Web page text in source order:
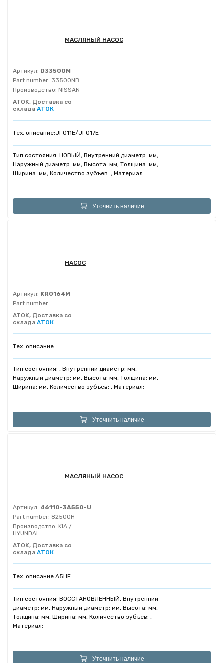
МАСЛЯНЫЙ НАСОС
Артикул: D33500M
Part number: 33500NB
Производство: NISSAN
ATOK, Доставка со
склада АТОК
Тех. описание:JF011E/JF017E
Тип состояния: НОВЫЙ, Внутренний диаметр: мм,
Наружный диаметр: мм, Высота: мм, Толщина: мм,
Ширина: мм, Количество зубъев: , Материал:
Уточнить наличие
НАСОС
Артикул: KR0164M
Part number:
ATOK, Доставка со
склада АТОК
Тех. описание:
Тип состояния: , Внутренний диаметр: мм,
Наружный диаметр: мм, Высота: мм, Толщина: мм,
Ширина: мм, Количество зубъев: , Материал:
Уточнить наличие
МАСЛЯНЫЙ НАСОС
Артикул: 46110-3A550-U
Part number: 82500H
Производство: KIA /
HYUNDAI
ATOK, Доставка со
склада АТОК
Тех. описание:A5HF
Тип состояния: ВОССТАНОВЛЕННЫЙ, Внутренний
диаметр: мм, Наружный диаметр: мм, Высота: мм,
Толщина: мм, Ширина: мм, Количество зубъев: ,
Материал:
Уточнить наличие